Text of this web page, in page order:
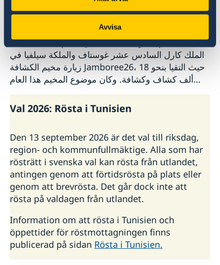
Avvisa
⛺️🌲 معًا في مخيم الكشافة 🇸🇪 قبل بضعة أيام، شارك
الملك كارل السادس عشر غوستاف والملكة سيلفيا في
زيارة مخيم الكشافة Jamboree26، حيث التقيا بنحو 18
ألف كشاف وكشافة. وكان موضوع المخيم هذا العام
Val 2026: Rösta i Tunisien
Den 13 september 2026 är det val till riksdag,
region- och kommunfullmäktige. Alla som har
rösträtt i svenska val kan rösta från utlandet,
antingen genom att förtidsrösta på plats eller
genom att brevrösta. Det går dock inte att
rösta på valdagen från utlandet.
Information om att rösta i Tunisien och
öppettider för röstmottagningen finns
publicerad på sidan Rösta i Tunisien.